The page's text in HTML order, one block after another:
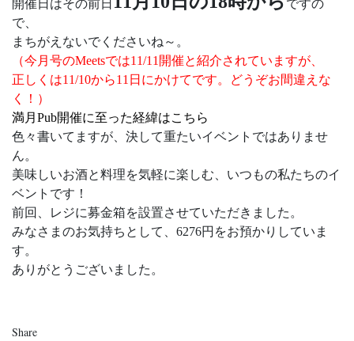
開催日はその前日
ですの
で、
まちがえないでくださいね～。
（今月号のMeetsでは11/11開催と紹介されていますが、
正しくは11/10から11日にかけてです。どうぞお間違えな
く！）
満月Pub開催に至った経緯はこちら
色々書いてますが、決して重たいイベントではありませ
ん。
美味しいお酒と料理を気軽に楽しむ、いつもの私たちのイ
ベントです！
前回、レジに募金箱を設置させていただきました。
みなさまのお気持ちとして、6276円をお預かりしていま
す。
ありがとうございました。
Share